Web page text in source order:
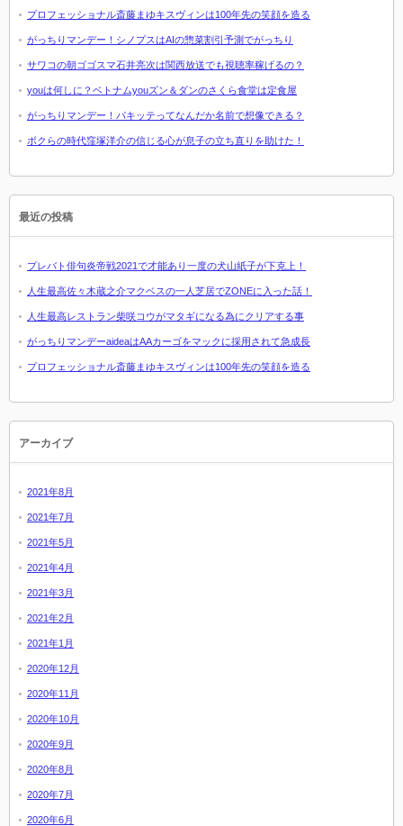
プロフェッショナル斎藤まゆキスヴィンは100年先の笑顔を造る
がっちりマンデー！シノプスはAIの惣菜割引予測でがっちり
サワコの朝ゴゴスマ石井亮次は関西放送でも視聴率稼げるの？
youは何しに？ベトナムyouズン＆ダンのさくら食堂は定食屋
がっちりマンデー！パキッテってなんだか名前で想像できる？
ボクらの時代窪塚洋介の信じる心が息子の立ち直りを助けた！
最近の投稿
プレバト俳句炎帝戦2021で才能あり一度の犬山紙子が下克上！
人生最高佐々木蔵之介マクベスの一人芝居でZONEに入った話！
人生最高レストラン柴咲コウがマタギになる為にクリアする事
がっちりマンデーaideaはAAカーゴをマックに採用されて急成長
プロフェッショナル斎藤まゆキスヴィンは100年先の笑顔を造る
アーカイブ
2021年8月
2021年7月
2021年5月
2021年4月
2021年3月
2021年2月
2021年1月
2020年12月
2020年11月
2020年10月
2020年9月
2020年8月
2020年7月
2020年6月